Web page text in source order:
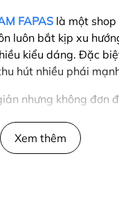
FAPAS là một
luôn bắt kịp xu
kiểu dáng. Đặc
hút nhiều phái
nhưng không đơn
mặc tối giản nhưng
FAPAS
Xem thêm